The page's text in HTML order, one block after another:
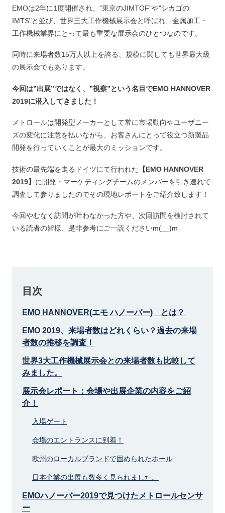
EMOは2年に1度開催され、"東京のJIMTOF"や"シカゴの
IMTS"と並び、世界三大工作機械展示会と呼ばれ、金属加工・
工作機械業界にとって最も重要な展示会のひとつなのです。
同時に来場者数15万人以上を誇る、規模に関しても世界最大級
の展示会でもあります。
今回は”出展”ではなく、”視察”という名目でEMO HANNOVER
2019に潜入してきました！
メトロールは開発型メーカーとして常に市場動向やユーザニー
ズの変化に注意を払いながら、お客さんにとって役立つ新製品
開発を行っていくことが最大のミッションです。
技術の最先端を走るドイツにて行われた
【EMO HANNOVER
2019】 に開発・マーケティングチームのメンバーを引き連れて
調査して参りましたのでその現地レポートをご紹介致します！
今回やむなく訪問が叶わなかった方や、次回訪問を検討されて
いる読者の皆様、是非参考にご一読くださいm(__)m
目次
EMO HANNOVER(エモ ハノーバー) とは？
EMO 2019、来場者数はどれくらい？過去の来場
者数の推移を調査！
世界3大工作機械展示会との来場者数も比較して
みました。
展示会レポート：会場や出展企業の内容をご紹
介！
入場ゲート
会場のエントランスに到着！
欧州のローカルブランドで固められたホール
日本企業の出展も数多く見られました。
EMOハノーバー2019で見つけたメトロールセンサ
ー